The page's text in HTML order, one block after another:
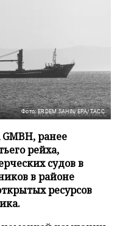
Фото: ERDEM SAHIN/EPA/ТАСС
ранее
рейха,
судов в
в районе
ресурсов